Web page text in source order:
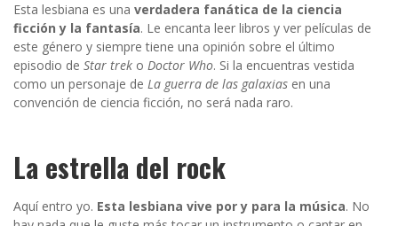
Esta lesbiana es una verdadera fanática de la ciencia
ficción y la fantasía. Le encanta leer libros y ver películas de
este género y siempre tiene una opinión sobre el último
episodio de Star trek o Doctor Who. Si la encuentras vestida
como un personaje de La guerra de las galaxias en una
convención de ciencia ficción, no será nada raro.
La estrella del rock
Aquí entro yo. Esta lesbiana vive por y para la música. No